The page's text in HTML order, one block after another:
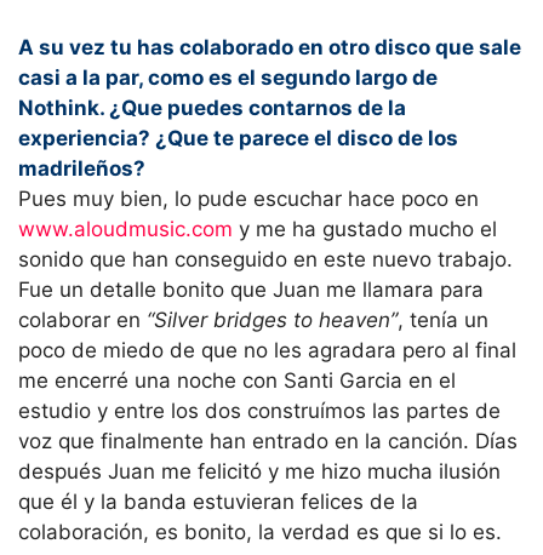
A su vez tu has colaborado en otro disco que sale
casi a la par, como es el segundo largo de
Nothink. ¿Que puedes contarnos de la
experiencia? ¿Que te parece el disco de los
madrileños?
Pues muy bien, lo pude escuchar hace poco en
www.aloudmusic.com y me ha gustado mucho el
sonido que han conseguido en este nuevo trabajo.
Fue un detalle bonito que Juan me llamara para
colaborar en “Silver bridges to heaven”, tenía un
poco de miedo de que no les agradara pero al final
me encerré una noche con Santi Garcia en el
estudio y entre los dos construímos las partes de
voz que finalmente han entrado en la canción. Días
después Juan me felicitó y me hizo mucha ilusión
que él y la banda estuvieran felices de la
colaboración, es bonito, la verdad es que si lo es.